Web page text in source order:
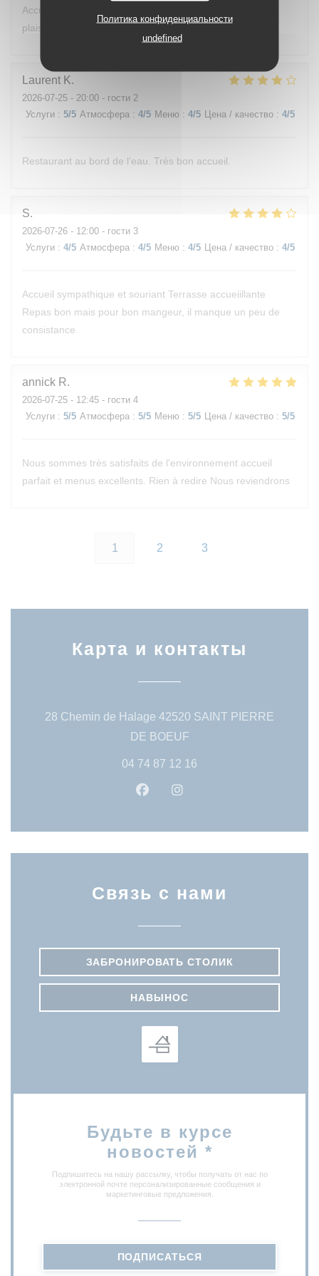
Политика конфиденциальности
undefined
Accueil très agréable,. Je reviendrai avec beaucoup de
plaisir.
Laurent K
2026-07-25 - 20:00 - гости 2
Услуги : 5/5 Атмосфера : 4/5 Меню : 4/5 Цена / качество : 4/5
Restaurant au bord de l’eau. Très bon accueil.
S
2026-07-26 - 12:00 - гости 3
Услуги : 4/5 Атмосфера : 4/5 Меню : 4/5 Цена / качество : 4/5
Accueil sympathique et souriant Terrasse accueiillante
Repas bon mais pour bon mangeur, il manque un peu de
consistance
annick R
2026-07-25 - 12:45 - гости 4
Услуги : 5/5 Атмосфера : 5/5 Меню : 5/5 Цена / качество : 5/5
Nous sommes très satisfaits de l'environnement accueil
parfait et menus excellents. Rien à redire Nous reviendrons
1 2 3
Карта и контакты
28 Chemin de Halage 42520 SAINT PIERRE
DE BOEUF((открывается в новом
04 74 87 12 16
Facebook ((открывается в
Связь с нами
ЗАБРОНИРОВАТЬ СТОЛИК
НАВЫНОС
Будьте в курсе
новостей *
Подпишитесь на нашу рассылку, чтобы получать от нас по
электронной почте персонализированные сообщения и
маркетинговые предложения.
ПОДПИСАТЬСЯ